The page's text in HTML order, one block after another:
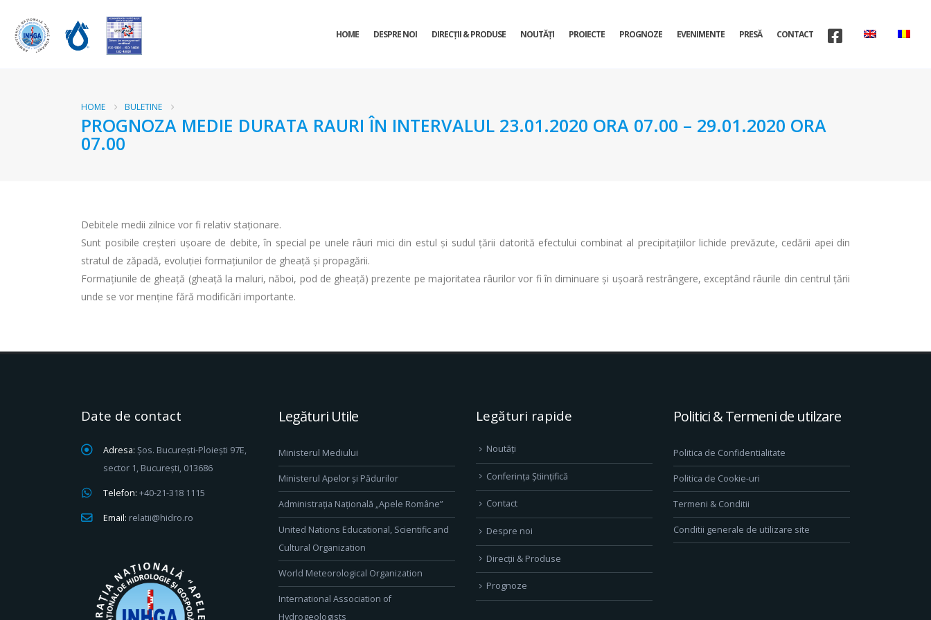
HOME DESPRE NOI DIRECŢII & PRODUSE NOUTĂȚI PROIECTE PROGNOZE EVENIMENTE PRESĂ CONTACT
HOME BULETINE
PROGNOZA MEDIE DURATA RAURI ÎN INTERVALUL 23.01.2020 ORA 07.00 – 29.01.2020 ORA
07.00
Debitele medii zilnice vor fi relativ staționare.
Sunt posibile creșteri ușoare de debite, în special pe unele râuri mici din estul și sudul țării datorită efectului combinat al precipitațiilor lichide prevăzute, cedării apei din
stratul de zăpadă, evoluției formațiunilor de gheață și propagării.
Formațiunile de gheață (gheață la maluri, năboi, pod de gheață) prezente pe majoritatea râurilor vor fi în diminuare și ușoară restrângere, exceptând râurile din centrul țării
unde se vor menține fără modificări importante.
Date de contact
Adresa: Șos. București-Ploiești 97E,
sector 1, București, 013686
Telefon: +40-21-318 1115
Email: relatii@hidro.ro
Legături Utile
Ministerul Mediului
Ministerul Apelor și Pădurilor
Administrația Națională „Apele Române”
United Nations Educational, Scientific and
Cultural Organization
World Meteorological Organization
International Association of
Hydrogeologists
Legături rapide
Noutăți
Conferința Științifică
Contact
Despre noi
Direcţii & Produse
Prognoze
Politici & Termeni de utilzare
Politica de Confidentialitate
Politica de Cookie-uri
Termeni & Conditii
Conditii generale de utilizare site